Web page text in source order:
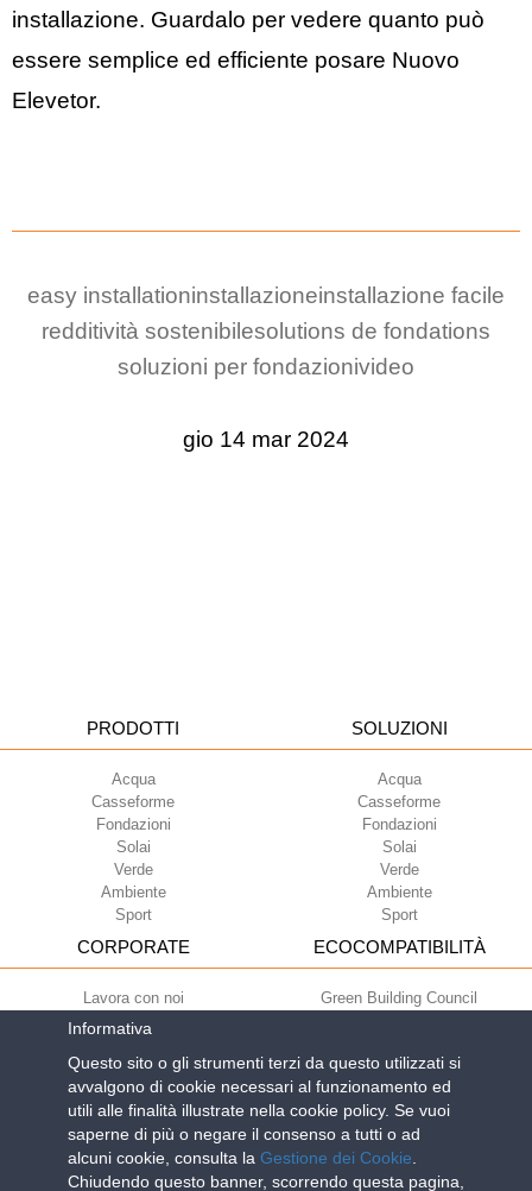
installazione. Guardalo per vedere quanto può
essere semplice ed efficiente posare Nuovo
Elevetor.
easy installationinstallazioneinstallazione facile
redditività sostenibilesolutions de fondations
soluzioni per fondazionivideo
gio 14 mar 2024
PRODOTTI
Acqua
Casseforme
Fondazioni
Solai
Verde
Ambiente
Sport
SOLUZIONI
Acqua
Casseforme
Fondazioni
Solai
Verde
Ambiente
Sport
CORPORATE
Lavora con noi
Termini di utilizzo
Newsletter
ECOCOMPATIBILITÀ
Green Building Council
Geoplast S.p.A.
| Via Martiri della Libertà, 6/8 - 35010 Grantorto (Padova)
ITALY - Tel+39 049 9490289 - info@geoplastglobal.com
Informativa
Questo sito o gli strumenti terzi da questo utilizzati si
avvalgono di cookie necessari al funzionamento ed
utili alle finalità illustrate nella cookie policy. Se vuoi
saperne di più o negare il consenso a tutti o ad
alcuni cookie, consulta la Gestione dei Cookie
Chiudendo questo banner, scorrendo questa pagina,